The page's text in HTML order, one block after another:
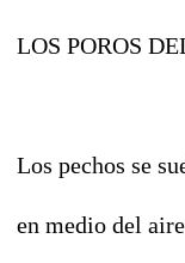
LOS POROS
Los pechos se
en medio del aire